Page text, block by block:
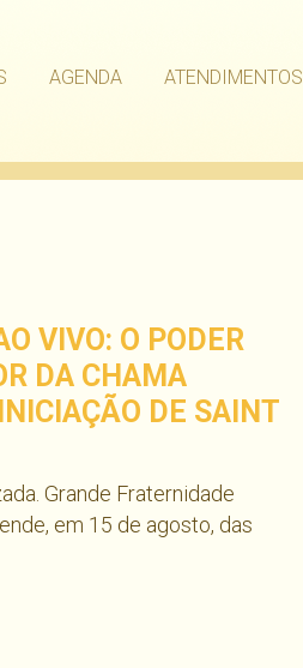
AGENDA ATENDIMENTOS
VIVO: O PODER
DA CHAMA
DE SAINT
Grande Fraternidade
em 15 de agosto, das